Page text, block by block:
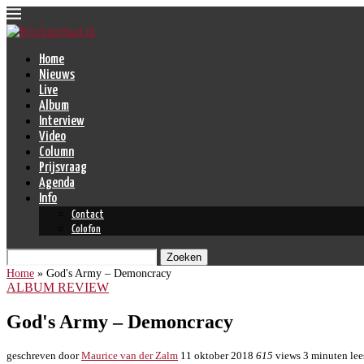
Home
Nieuws
Live
Album
Interview
Video
Column
Prijsvraag
Agenda
Info
Contact
Colofon
Zoeken
Home » God's Army – Demoncracy
ALBUM REVIEW
God's Army – Demoncracy
geschreven doorMaurice van der Zalm 11 oktober 2018 615 views 3 minuten